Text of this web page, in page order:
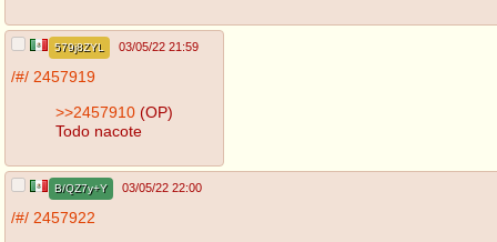
579j8ZYL 03/05/22 21:59
/#/ 2457919
>>2457910 (OP)
Todo nacote
B/QZ7y+Y 03/05/22 22:00
/#/ 2457922